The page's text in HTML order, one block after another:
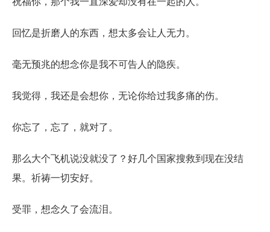
回忆是折磨人的东西，想太多会让人无力。
毫无预兆的想念你是我不可告人的隐疾。
我觉得，我还是会想你，无论你给过我多痛的伤。
你忘了，忘了，就对了。
那么大个飞机说没就没了？好几个国家搜救到现在没结
果。祈祷一切安好。
受罪，想念久了会流泪。